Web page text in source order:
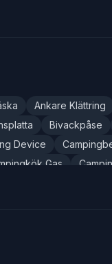
Ankare Klättring
Bivackpåse
Device
Gas